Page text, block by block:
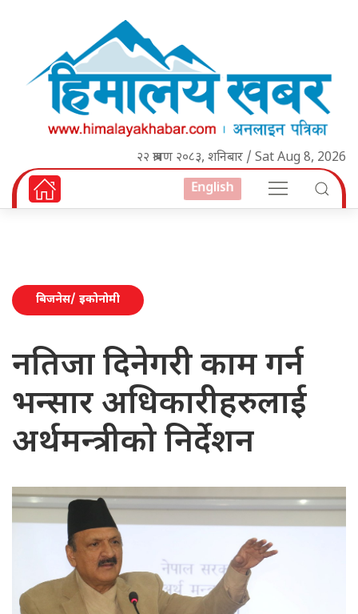
२२ श्रावण २०८३, शनिबार / Sat Aug 8, 2026
English
बिजनेस/ इकोनोमी
नतिजा दिनेगरी काम गर्न
भन्सार अधिकारीहरुलाई
अर्थमन्त्रीको निर्देशन